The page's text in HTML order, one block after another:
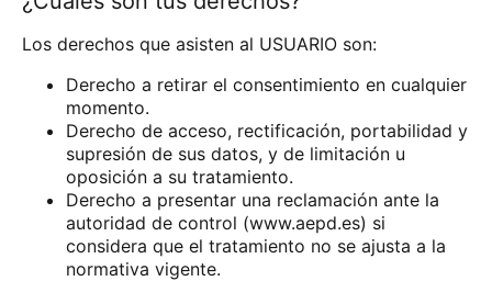
Los derechos que asisten al USUARIO son:
Derecho a retirar el consentimiento en cualquier
momento.
Derecho de acceso, rectificación, portabilidad y
supresión de sus datos, y de limitación u
oposición a su tratamiento.
Derecho a presentar una reclamación ante la
autoridad de control (www.aepd.es) si
considera que el tratamiento no se ajusta a la
normativa vigente.